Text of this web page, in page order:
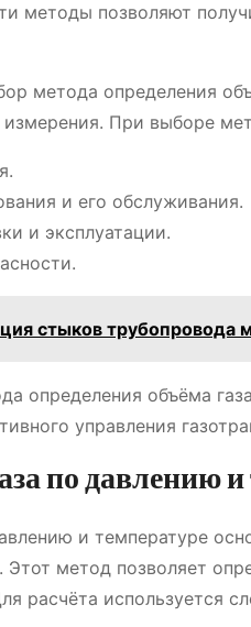
методы позволяют
метода определения
измерения. При выборе
и его обслуживания.
и эксплуатации.
стыков трубопровода
определения объёма
управления
по давлению
и температуре
метод позволяет
расчёта используется